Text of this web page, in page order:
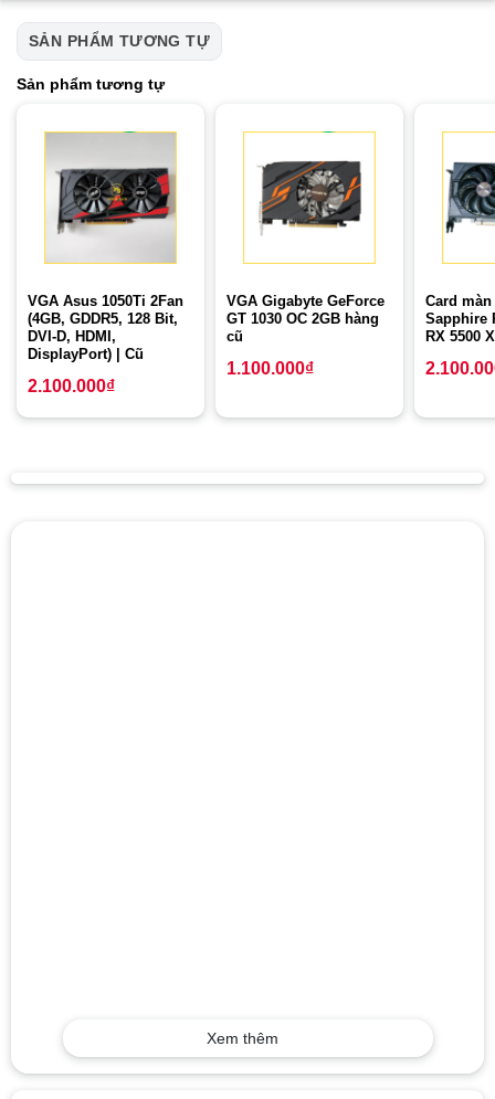
SẢN PHẨM TƯƠNG TỰ
Sản phẩm tương tự
VGA Asus 1050Ti 2Fan
(4GB, GDDR5, 128 Bit,
DVI-D, HDMI,
DisplayPort) | Cũ
2.100.000₫
VGA Gigabyte GeForce
GT 1030 OC 2GB hàng
cũ
1.100.000₫
Card
Sapphire
RX 5500
Xem thêm